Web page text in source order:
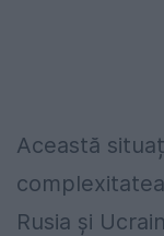
Această
Rusia și